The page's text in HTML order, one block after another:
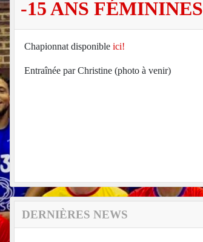
-15 ANS FÉMININES
Chapionnat disponible ici!
Entraînée par Christine (photo à venir)
DERNIÈRES NEWS